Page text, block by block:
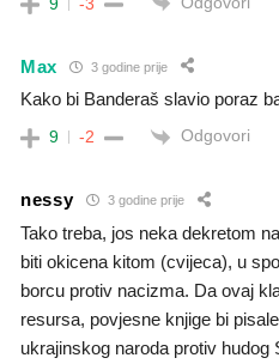
Max 3 godine prije
Kako bi Banderaš slavio poraz
9 -2 Odgovori
nessy 3 godine prije
Tako treba, jos neka dekretom
biti okicena kitom (cvijeca), u
borcu protiv nacizma. Da ovaj
resursa, povjesne knjige bi
ukrajinskog naroda protiv hudog